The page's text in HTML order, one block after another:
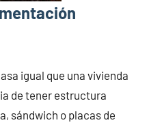
igual que una vivienda
de tener estructura
sándwich o placas de